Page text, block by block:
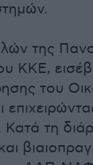
της
ΚΚΕ,
του
Κατά τη